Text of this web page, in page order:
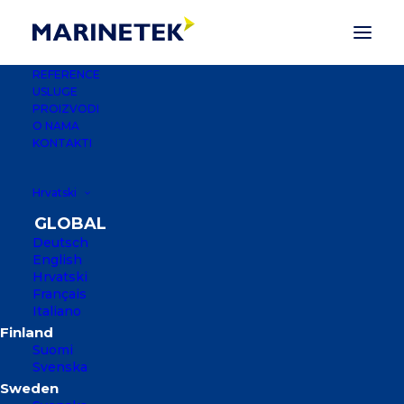
REFERENCE
USLUGE
PROIZVODI
O NAMA
KONTAKTI
Hrvatski
Deutsch
English
Hrvatski
Français
Italiano
Suomi
Svenska